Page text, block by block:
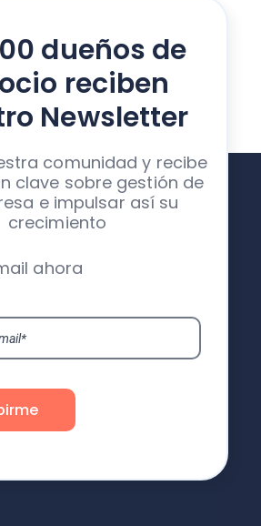
dueños de
reciben
Newsletter
comunidad y recibe
clave sobre gestión de
e impulsar así su
crecimiento
ahora